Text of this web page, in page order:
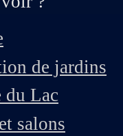
de jardins
du Lac
salons